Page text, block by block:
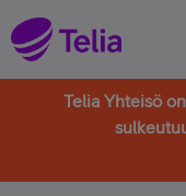
Telia Yhteisö